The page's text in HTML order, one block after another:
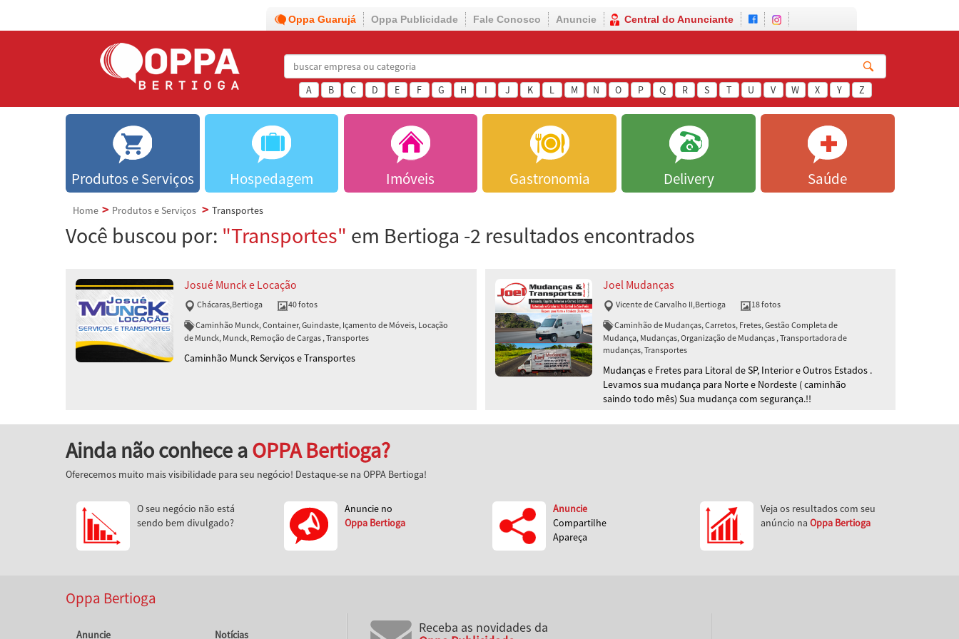
Oppa Guarujá Oppa Publicidade Fale Conosco Anuncie Central do Anunciante
A B C D E F G H I J K L M N O P Q R S T U V W X Y Z
Produtos e Serviços Hospedagem Imóveis Gastronomia Delivery Saúde
Home Produtos e Serviços Transportes
Você buscou por: "Transportes" em Bertioga -2 resultados encontrados
Josué Munck e Locação
Chácaras,Bertioga
40 fotos
Caminhão Munck, Container, Guindaste, Içamento de Móveis, Locação
de Munck, Munck, Remoção de Cargas , Transportes
Caminhão Munck Serviços e Transportes
Joel Mudanças
Vicente de Carvalho II,Bertioga
18 fotos
Caminhão de Mudanças, Carretos, Fretes, Gestão Completa de
Mudança, Mudanças, Organização de Mudanças , Transportadora de
mudanças, Transportes
Mudanças e Fretes para Litoral de SP, Interior e Outros Estados .
Levamos sua mudança para Norte e Nordeste ( caminhão
saindo todo mês) Sua mudança com segurança.!!
Ainda não conhece aOPPA Bertioga?
Oferecemos muito mais visibilidade para seu negócio! Destaque-se na OPPA Bertioga!
O seu negócio não está
sendo bem divulgado?
Anuncie no
Oppa Bertioga
Anuncie
Compartilhe
Apareça
Veja os resultados com seu
anúncio na Oppa Bertioga
Oppa Bertioga
Anuncie Notícias
Receba as novidades da